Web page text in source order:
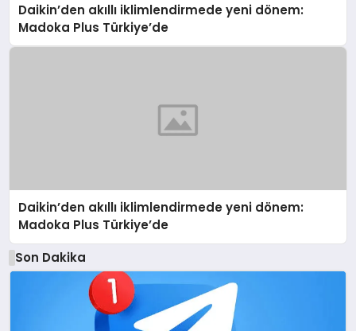
Daikin’den akıllı iklimlendirmede yeni dönem:
Madoka Plus Türkiye’de
Daikin’den akıllı iklimlendirmede yeni dönem:
Madoka Plus Türkiye’de
Son Dakika